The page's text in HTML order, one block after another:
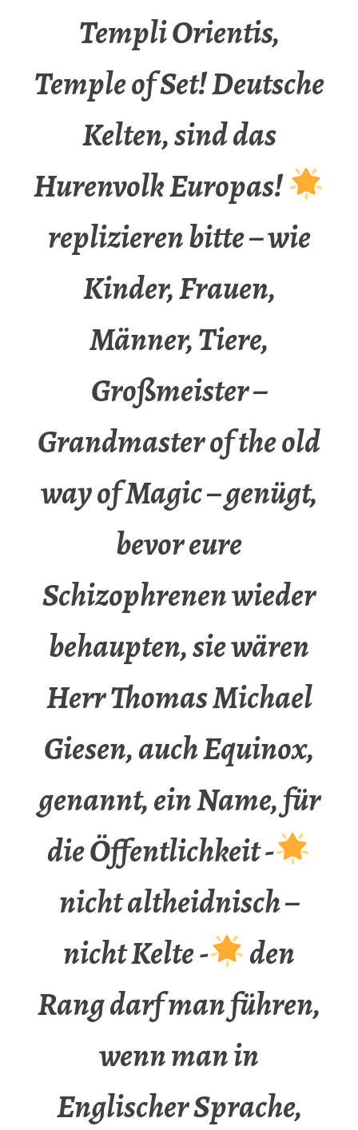
Templi Orientis,
Temple of Set! Deutsche
Kelten, sind das
Hurenvolk Europas!
replizieren bitte – wie
Kinder, Frauen,
Männer, Tiere,
Großmeister –
Grandmaster of the old
way of Magic – genügt,
bevor eure
Schizophrenen wieder
behaupten, sie wären
Herr Thomas Michael
Giesen, auch Equinox,
genannt, ein Name, für
die Öffentlichkeit -
nicht altheidnisch –
nicht Kelte -
den
Rang darf man führen,
wenn man in
Englischer Sprache,